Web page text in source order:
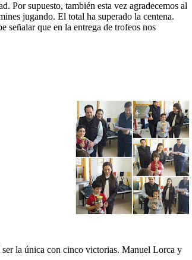
Por supuesto, también esta vez agradecemos al
jugando. El total ha superado la centena.
que en la entrega de trofeos nos
la única con cinco victorias. Manuel Lorca y